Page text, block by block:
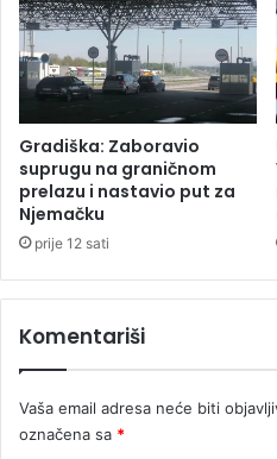
i
k
o
p
e
r
o
m
n
V
A
j
e
v
u
T
r
i
o
s
z
l
a
Gradiška: Zaboravio
suprugu na graničnom
prelazu i nastavio put za
Njemačku
prije 12 sati
Komentariši
Vaša email adresa neće biti
označena sa *